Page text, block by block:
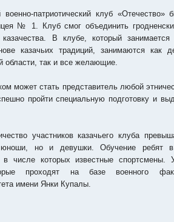
патриотический клуб
№ 1. Клуб смог объединить
В клубе, который занимается
казачьих традиций, занимаются как
области, так и все желающие.
может стать представитель любой
пройти специальную подготовку и
участников казачьего клуба
но и девушки. Обучение ребят в
числе которых известные спортсмены.
проходят на базе военного
имени Янки Купалы.